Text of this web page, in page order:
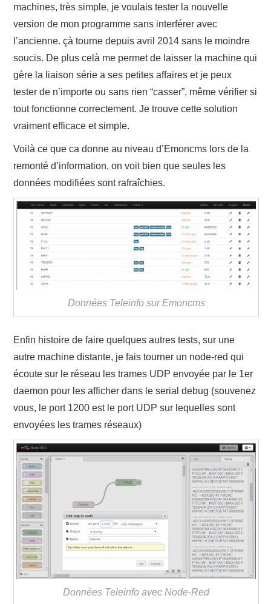
machines, très simple, je voulais tester la nouvelle
version de mon programme sans interférer avec
l’ancienne. çà tourne depuis avril 2014 sans le moindre
soucis. De plus celà me permet de laisser la machine qui
gère la liaison série a ses petites affaires et je peux
tester de n’importe ou sans rien “casser”, même vérifier si
tout fonctionne correctement. Je trouve cette solution
vraiment efficace et simple.
Voilà ce que ca donne au niveau d’Emoncms lors de la
remonté d’information, on voit bien que seules les
données modifiées sont rafraîchies.
Données Teleinfo sur Emoncms
Enfin histoire de faire quelques autres tests, sur une
autre machine distante, je fais tourner un node-red qui
écoute sur le réseau les trames UDP envoyée par le 1er
daemon pour les afficher dans le serial debug (souvenez
vous, le port 1200 est le port UDP sur lequelles sont
envoyées les trames réseaux)
Données Teleinfo avec Node-Red